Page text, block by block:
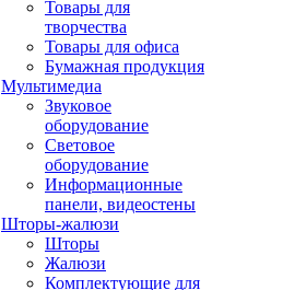
Товары для
творчества
Товары для офиса
Бумажная продукция
Мультимедиа
Звуковое
оборудование
Световое
оборудование
Информационные
панели, видеостены
Шторы-жалюзи
Шторы
Жалюзи
Комплектующие для